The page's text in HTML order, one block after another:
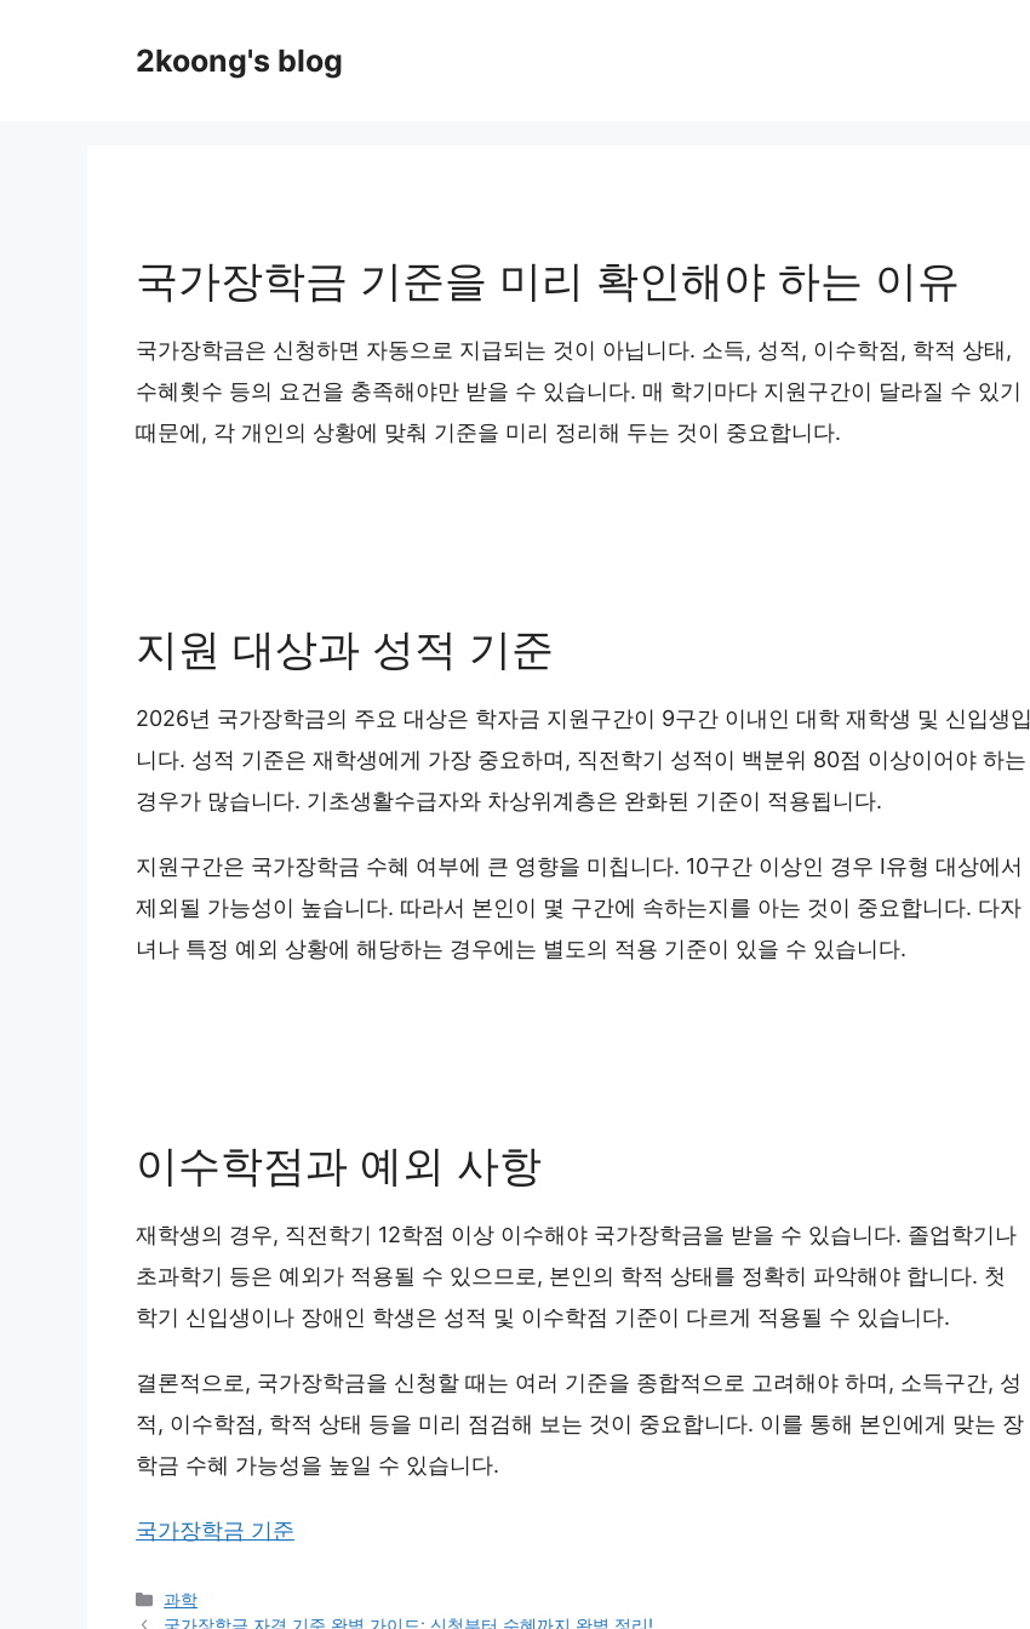
2koong's blog
국가장학금 기준을 미리 확인해야 하는 이유
국가장학금은 신청하면 자동으로 지급되는 것이 아닙니다. 소득, 성적, 이수학점, 학적 상태,
수혜횟수 등의 요건을 충족해야만 받을 수 있습니다. 매 학기마다 지원구간이 달라질 수 있기
때문에, 각 개인의 상황에 맞춰 기준을 미리 정리해 두는 것이 중요합니다.
지원 대상과 성적 기준
2026년 국가장학금의 주요 대상은 학자금 지원구간이 9구간 이내인 대학 재학생 및 신입생입
니다. 성적 기준은 재학생에게 가장 중요하며, 직전학기 성적이 백분위 80점 이상이어야 하는
경우가 많습니다. 기초생활수급자와 차상위계층은 완화된 기준이 적용됩니다.
지원구간은 국가장학금 수혜 여부에 큰 영향을 미칩니다. 10구간 이상인 경우 Ⅰ유형 대상에서
제외될 가능성이 높습니다. 따라서 본인이 몇 구간에 속하는지를 아는 것이 중요합니다. 다자
녀나 특정 예외 상황에 해당하는 경우에는 별도의 적용 기준이 있을 수 있습니다.
이수학점과 예외 사항
재학생의 경우, 직전학기 12학점 이상 이수해야 국가장학금을 받을 수 있습니다. 졸업학기나
초과학기 등은 예외가 적용될 수 있으므로, 본인의 학적 상태를 정확히 파악해야 합니다. 첫
학기 신입생이나 장애인 학생은 성적 및 이수학점 기준이 다르게 적용될 수 있습니다.
결론적으로, 국가장학금을 신청할 때는 여러 기준을 종합적으로 고려해야 하며, 소득구간, 성
적, 이수학점, 학적 상태 등을 미리 점검해 보는 것이 중요합니다. 이를 통해 본인에게 맞는 장
학금 수혜 가능성을 높일 수 있습니다.
국가장학금 기준
Categories
과학
국가장학금 자격 기준 완벽 가이드: 신청부터 수혜까지 완벽 정리!